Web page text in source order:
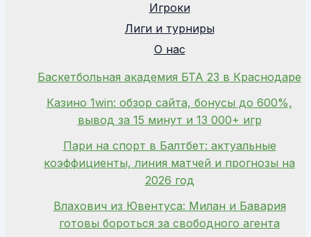
Игроки
Лиги и турниры
О нас
Баскетбольная академия БТА 23 в Краснодаре
Казино 1win: обзор сайта, бонусы до 600%,
вывод за 15 минут и 13 000+ игр
Пари на спорт в Балтбет: актуальные
коэффициенты, линия матчей и прогнозы на
2026 год
Влахович из Ювентуса: Милан и Бавария
готовы бороться за свободного агента